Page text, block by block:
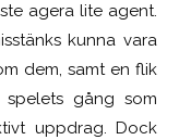
agera lite agent.
kunna vara
dem, samt en flik
gång som
uppdrag. Dock